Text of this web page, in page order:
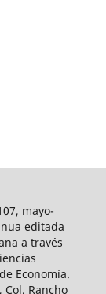
mayo-
editada
a través
Economía.
Rancho